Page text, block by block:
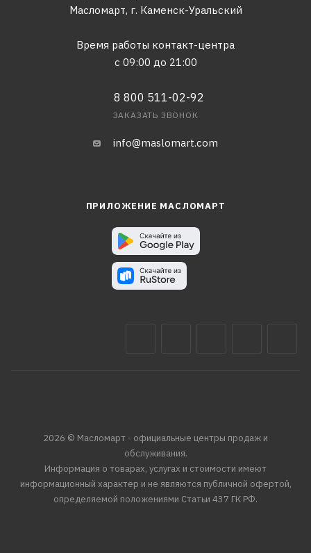
Масломарт, г. Каменск-Уральский
Время работы контакт-центра
с 09:00 до 21:00
8 800 511-02-92
ЗАКАЗАТЬ ЗВОНОК
info@maslomart.com
ПРИЛОЖЕНИЕ МАСЛОМАРТ
2026 © Масломарт - официальные центры продаж и
обслуживания.
Информация о товарах, услугах и стоимости имеют
информационный характер и не являются публичной офертой,
определяемой положениями Статьи 437 ГК РФ.